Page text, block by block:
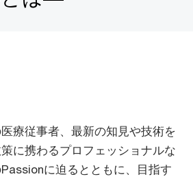
療従事者、最新の知見や技術を
に携わるプロフェッショナルな
に迫るとともに、目指す